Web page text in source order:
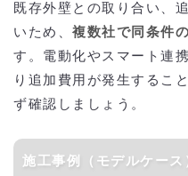
既存外壁との取り合い、
いため、 複数社で同条件
す。電動化やスマート連
り追加費用が発生するこ
ず確認しましょう。
施工事例（モデルケース